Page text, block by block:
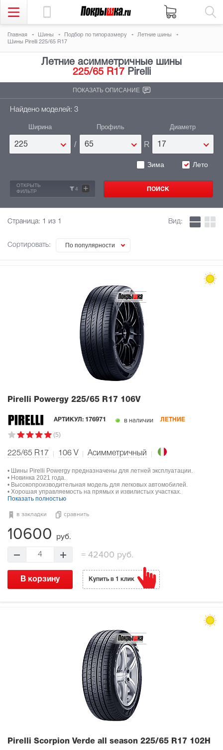
Главная Шины Подбор по типоразмеру
Летние шины
Шины Pirelli 225/65 R17
Летние асимметричные шины
225/65 R17 Pirelli
ПОКАЗАТЬ ОПИСАНИЕ
Найдено моделей: 3
Ширина
225 /
Профиль
65 R
Диаметр
17
Зима Лето
ОТКРЫТЬ
ФИЛЬТР
4 +
Страница: 1 из 1
Сортировать: По популярности
Вид:
Pirelli Powergy 225/65 R17 106V
АРТИКУЛ: 176971 в наличии ЛЕТНИЕ
(5)
225/65 R17 106 V Асимметричный
• Шины Pirelli Powergy предназначены для летней эксплуатации.
• Новинка 2021 года.
• Высокопроизводительная модель для легковых автомобилей.
• Хорошая управляемость на прямых и извилистых участках.
Показать полностью
в закладки сравнить
10600 руб.
4 = 42400 руб.
В корзину Купить в 1 клик
Pirelli Scorpion Verde all season 225/65 R17 102H